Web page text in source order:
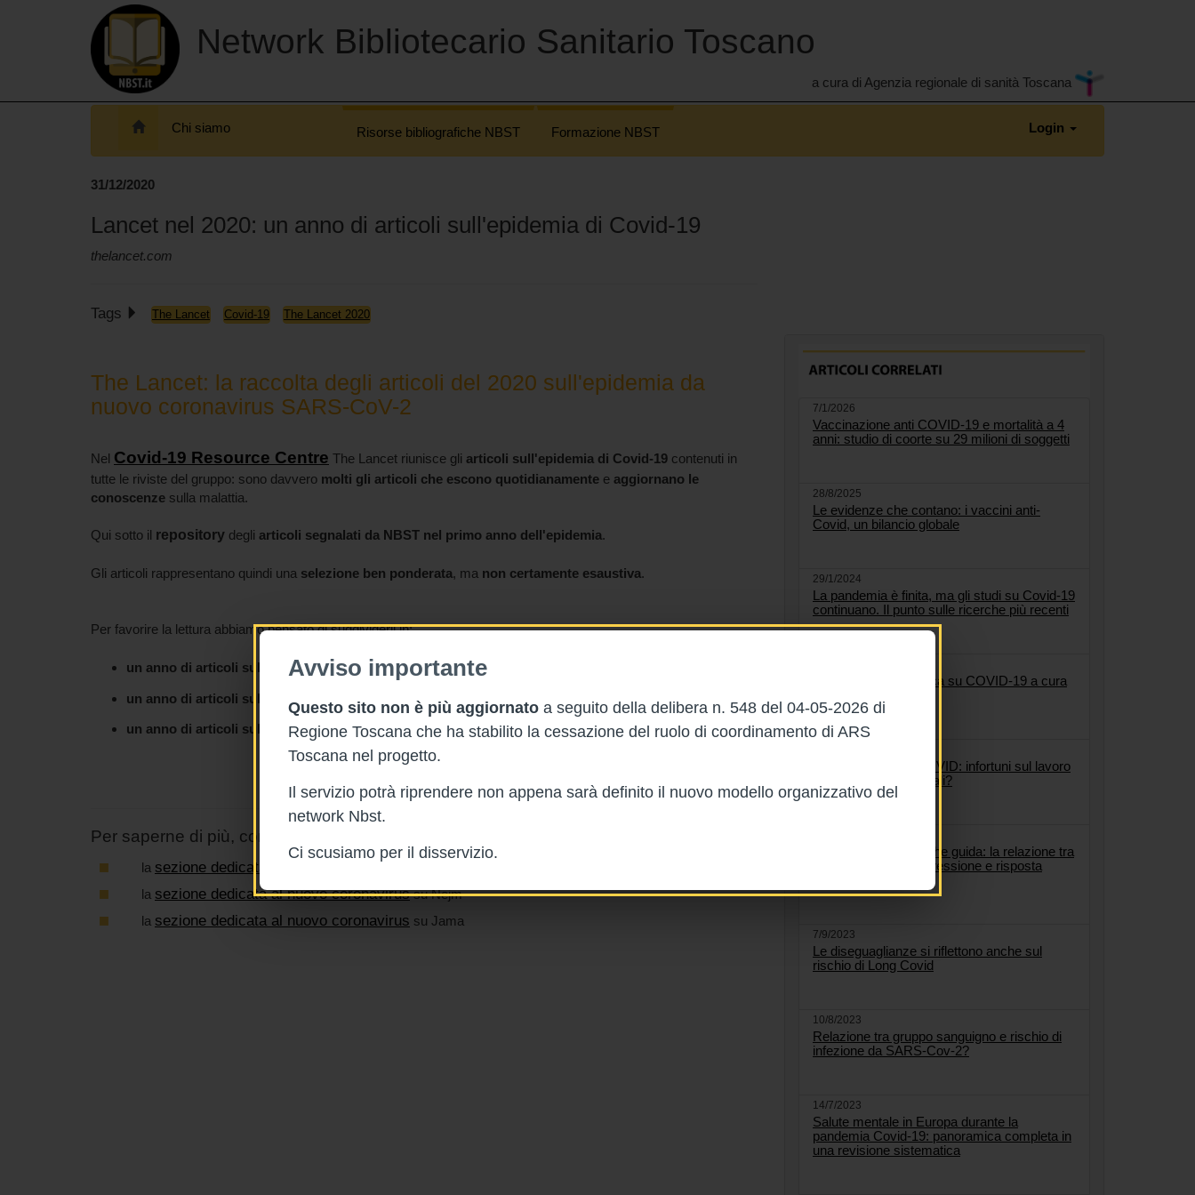
Avviso importante
Questo sito non è più aggiornato a seguito della delibera n. 548 del 04-05-2026 di
Regione Toscana che ha stabilito la cessazione del ruolo di coordinamento di ARS
Toscana nel progetto.
Il servizio potrà riprendere non appena sarà definito il nuovo modello organizzativo del
network Nbst.
Ci scusiamo per il disservizio.
Network Bibliotecario Sanitario Toscano
a cura di Agenzia regionale di sanità Toscana
Chi siamo Risorse bibliografiche NBST Formazione NBST Login
31/12/2020
Lancet nel 2020: un anno di articoli sull'epidemia di Covid-19
thelancet.com
Tags The Lancet Covid-19 The Lancet 2020
The Lancet: la raccolta degli articoli del 2020 sull'epidemia da
nuovo coronavirus SARS-CoV-2
Nel Covid-19 Resource Centre The Lancet riunisce gli articoli sull'epidemia di Covid-19 contenuti in
tutte le riviste del gruppo: sono davvero molti gli articoli che escono quotidianamente e aggiornano le
conoscenze sulla malattia.
Qui sotto il repository degli articoli segnalati da NBST nel primo anno dell'epidemia.
Gli articoli rappresentano quindi una selezione ben ponderata, ma non certamente esaustiva.
Per favorire la lettura abbiamo pensato di suddividerli in:
un anno di articoli sull'epidemia di Covid-19:da gennaio ad aprile 2020
un anno di articoli sull'epidemia di Covid-19: da maggio ad agosto 2020
un anno di articoli sull'epidemia di Covid-19:da settembre a dicembre 2020
Per saperne di più, consulta:
la sezione dedicata al nuovo coronavirus
la sezione dedicata al nuovo coronavirussu Nejm
la sezione dedicata al nuovo coronavirus su Jama
7/1/2026
Vaccinazione anti COVID-19 e mortalità a 4
anni: studio di coorte su 29 milioni di soggetti
28/8/2025
Le evidenze che contano: i vaccini anti-
Covid, un bilancio globale
29/1/2024
La pandemia è finita, ma gli studi su Covid-19
continuano. Il punto sulle ricerche più recenti
Rassegna bibliografica su COVID-19 a cura
COVID-19 e long COVID: infortuni sul lavoro
o malattie professionali?
Quando è la mente che guida: la relazione tra
ansia, angoscia, depressione e risposta
7/9/2023
Le diseguaglianze si riflettono anche sul
rischio di Long Covid
10/8/2023
Relazione tra gruppo sanguigno e rischio di
infezione da SARS-Cov-2?
14/7/2023
Salute mentale in Europa durante la
pandemia Covid-19: panoramica completa in
una revisione sistematica